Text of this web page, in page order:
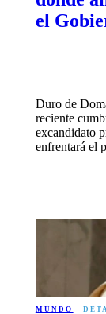
el
Duro de
reciente
excandidato
enfrentará el
MUNDO